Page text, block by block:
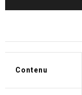
Contenu